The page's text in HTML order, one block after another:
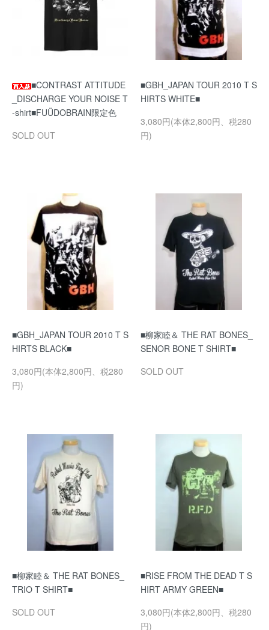
■CONTRAST ATTITUDE
_DISCHARGE YOUR NOISE T
-shirt■FUÜDOBRAIN限定色
SOLD OUT
■GBH_JAPAN TOUR 2010 T S
HIRTS WHITE■
3,080円(本体2,800円、税280
円)
■GBH_JAPAN TOUR 2010 T S
HIRTS BLACK■
3,080円(本体2,800円、税280
円)
■柳家睦＆ THE RAT BONES_
SENOR BONE T SHIRT■
SOLD OUT
■柳家睦＆ THE RAT BONES_
TRIO T SHIRT■
SOLD OUT
■RISE FROM THE DEAD T S
HIRT ARMY GREEN■
3,080円(本体2,800円、税280
円)